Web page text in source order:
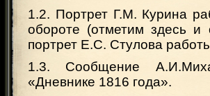
1.2. Портрет Г.М. Курина
обороте (отметим здесь
портрет Е.С. Стулова
1.3. Сообщение
«Дневнике 1816 года».